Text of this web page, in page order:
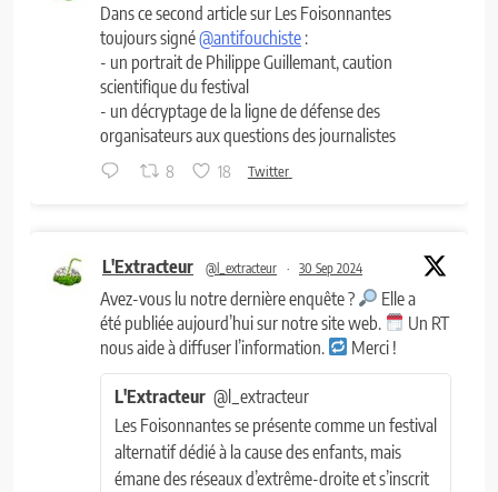
Dans ce second article sur Les Foisonnantes
toujours signé@antifouchiste :
- un portrait de Philippe Guillemant, caution
scientifique du festival
- un décryptage de la ligne de défense des
organisateurs aux questions des journalistes
8 18 Twitter
L'Extracteur @l_extracteur · 30 Sep 2024
Avez-vous lu notre dernière enquête ?
Elle a
été publiée aujourd’hui sur notre site web.
Un RT
nous aide à diffuser l’information.
Merci !
L'Extracteur @l_extracteur
Les Foisonnantes se présente comme un festival
alternatif dédié à la cause des enfants, mais
émane des réseaux d’extrême-droite et s’inscrit